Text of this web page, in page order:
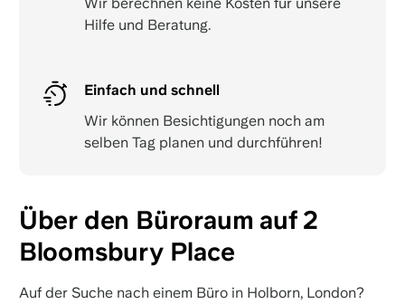
Hilfe und Beratung.
Einfach und schnell
Wir können Besichtigungen noch am
selben Tag planen und durchführen!
Über den Büroraum auf 2
Bloomsbury Place
Auf der Suche nach einem Büro in Holborn, London?